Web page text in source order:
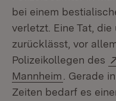
bei einem
verletzt. Eine Tat,
zurücklässt, vor
Polizeikollegen des
Mannheim (Öffnet in
. Gerade
Zeiten bedarf es